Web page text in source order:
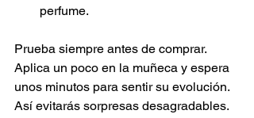
perfume.
Prueba siempre antes de comprar.
Aplica un poco en la muñeca y espera
unos minutos para sentir su evolución.
Así evitarás sorpresas desagradables.